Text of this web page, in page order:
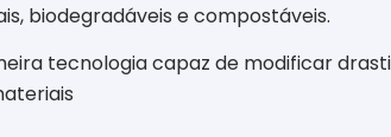
biodegradáveis e compostáveis.
tecnologia capaz de modificar